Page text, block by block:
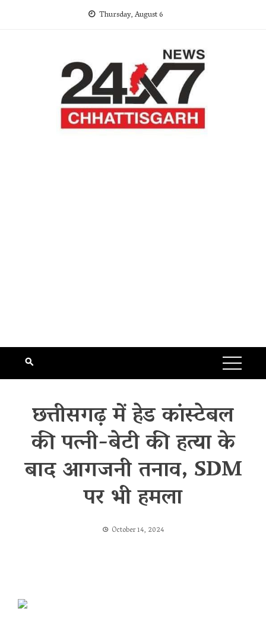
Thursday, August 6
छत्तीसगढ़ में हेड कांस्टेबल
की पत्नी-बेटी की हत्या के
बाद आगजनी तनाव, SDM
पर भी हमला
October 14, 2024